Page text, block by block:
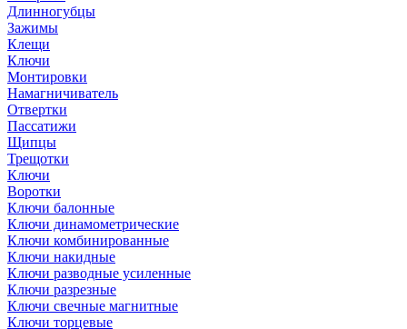
Длинногубцы
Зажимы
Клещи
Ключи
Монтировки
Намагничиватель
Отвертки
Пассатижи
Щипцы
Трещотки
Ключи
Воротки
Ключи балонные
Ключи динамометрические
Ключи комбинированные
Ключи накидные
Ключи разводные усиленные
Ключи разрезные
Ключи свечные магнитные
Ключи торцевые